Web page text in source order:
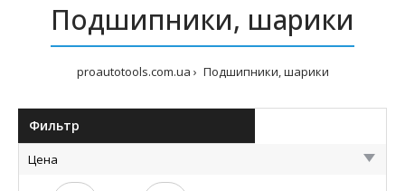
Подшипники, шарики
proautotools.com.ua Подшипники, шарики
Фильтр
Цена